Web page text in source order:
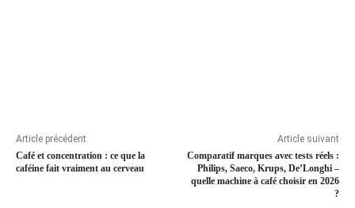
Article précédent
Café et concentration : ce que la
caféine fait vraiment au cerveau
Article suivant
Comparatif marques avec tests réels :
Philips, Saeco, Krups, De’Longhi –
quelle machine à café choisir en 2026
?